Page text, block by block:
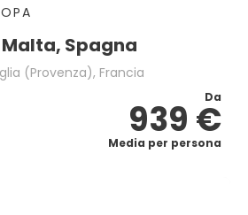
Spagna
(provenza), Francia
Da
939 €
Media per persona